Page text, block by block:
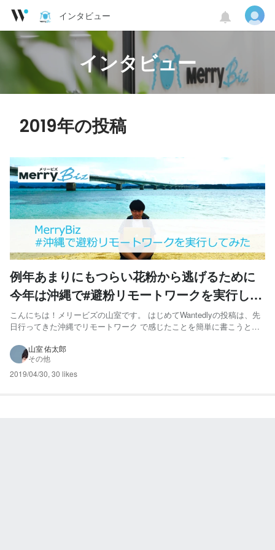
インタビュー
インタビュー
2019年の投稿
例年あまりにもつらい花粉から逃げるために
今年は沖縄で#避粉リモートワークを実行して
みた
こんにちは！メリービズの山室です。 はじめてWantedlyの投稿は、先
日行ってきた沖縄でリモートワーク で感じたことを簡単に書こうと思
のことですが、春になると重度の花粉症に悩まされます。目が痒い。鼻
水が出る。は当たり前で、酷いときは体調が悪くなり...
山室 佑太郎
その他
2019/04/30, 30 likes